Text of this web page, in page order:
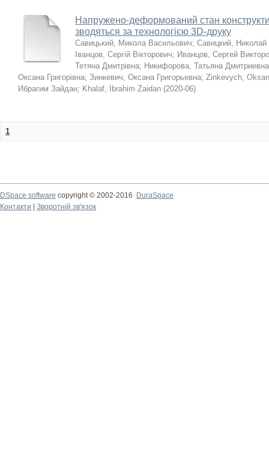
Напружено-деформований стан
зводяться за технологією 3D-друку
Савицький, Микола Васильович; Савицкий,
Іванцов, Сергій Вікторович; Иванцов, Сергей
Тетяна Дмитрівна; Никифорова, Татьяна Дмитриевна
Оксана Григорівна; Зинкевич, Оксана Григорьевна; Zinkevych,
Ибрагим Зайдан; Khalaf, Ibrahim Zaidan (2020-06)
1
DSpace software copyright © 2002-2016
DuraSpace
Контакти
Зворотній зв'язок